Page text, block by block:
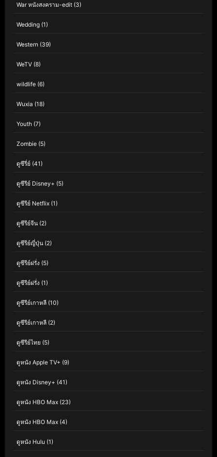
War หนังสงคราม-edit (3)
Wedding (1)
Western (39)
WeTV (8)
wildlife (6)
Wuxia (18)
Youth (7)
Zombie (5)
ดูซีรี่ย์ (41)
ดูซีรีย์ Disney+ (5)
ดูซีรีย์ Netflix (1)
ดูซีรีย์จีน (2)
ดูซีรีย์ญี่ปุ่น (2)
ดูซีรีย์ฝรั่ง (5)
ดูซีรีย์ฝรั่ง (1)
ดูซีรีย์เกาหลี (10)
ดูซีรีย์เกาหลี (2)
ดูซีรีย์ไทย (5)
ดูหนัง Apple TV+ (9)
ดูหนัง Disney+ (41)
ดูหนัง HBO Max (23)
ดูหนัง HBO Max (4)
ดูหนัง Hulu (1)